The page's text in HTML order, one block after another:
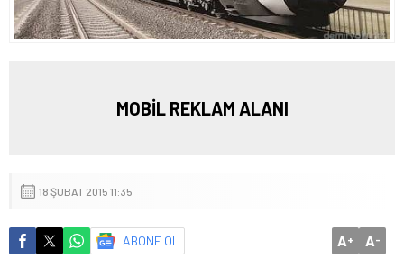
MOBİL REKLAM ALANI
18 ŞUBAT 2015 11:35
ABONE OL A+ A-